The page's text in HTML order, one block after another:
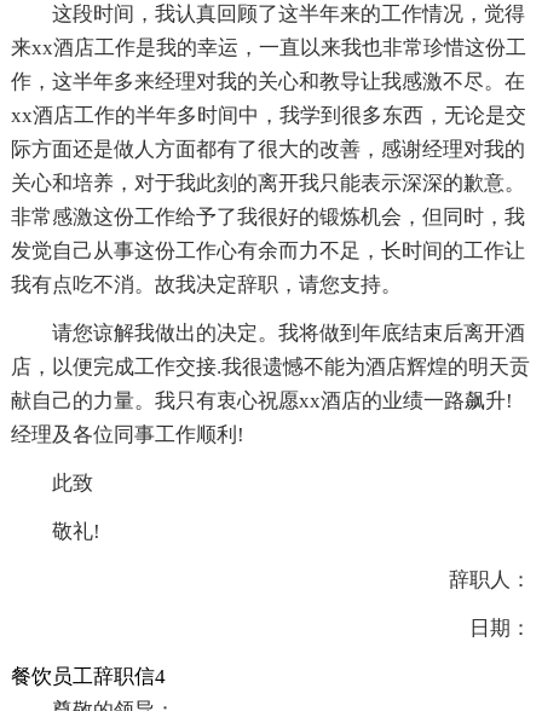
这段时间，我认真回顾了这半年来的工作情况，觉得
来xx酒店工作是我的幸运，一直以来我也非常珍惜这份工
作，这半年多来经理对我的关心和教导让我感激不尽。在
xx酒店工作的半年多时间中，我学到很多东西，无论是交
际方面还是做人方面都有了很大的改善，感谢经理对我的
关心和培养，对于我此刻的离开我只能表示深深的歉意。
非常感激这份工作给予了我很好的锻炼机会，但同时，我
发觉自己从事这份工作心有余而力不足，长时间的工作让
我有点吃不消。故我决定辞职，请您支持。
请您谅解我做出的决定。我将做到年底结束后离开酒
店，以便完成工作交接.我很遗憾不能为酒店辉煌的明天贡
献自己的力量。我只有衷心祝愿xx酒店的业绩一路飙升!
经理及各位同事工作顺利!
此致
敬礼!
辞职人：
日期：
餐饮员工辞职信4